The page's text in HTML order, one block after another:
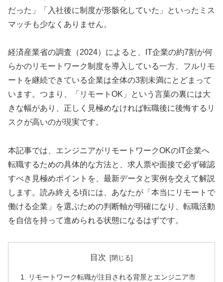
だった」「入社後に制度が形骸化していた」といったミス
マッチも少なくありません。
経済産業省の調査（2024）によると、IT企業の約7割が何
らかのリモートワーク制度を導入している一方、フルリモ
ートを継続できている企業は全体の3割未満にとどまって
います。つまり、「リモートOK」という言葉の裏には大
きな幅があり、正しく見極めなければ転職後に後悔するリ
スクが高いのが現実です。
本記事では、エンジニアがリモートワークOKのIT企業へ
転職するための具体的な方法と、求人票や面接で必ず確認
すべき見極めポイントを、最新データと実例を交えて解説
します。読み終える頃には、あなたが「本当にリモートで
働ける企業」を選ぶための判断軸が明確になり、転職活動
を自信を持って進められる状態になるはずです。
目次
リモートワーク転職が注目される背景とエンジニア市